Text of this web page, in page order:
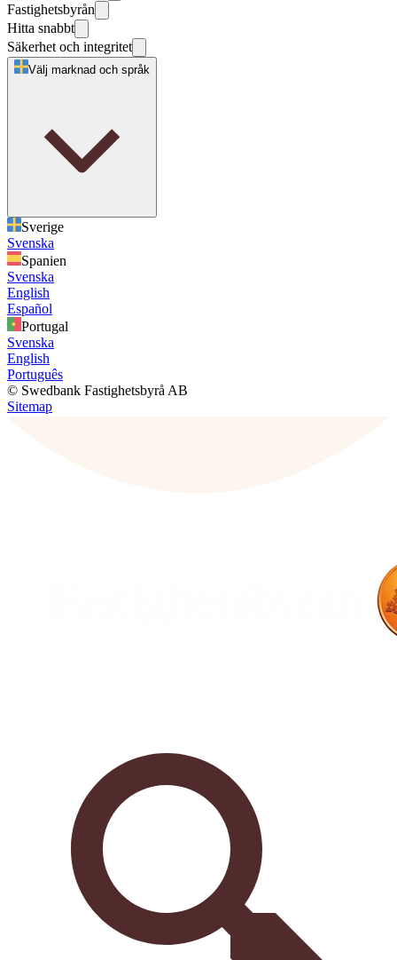
Fastighetsbyrån
Hitta snabbt
Säkerhet och integritet
Välj marknad och språk
Sverige
Svenska
Spanien
Svenska
English
Español
Portugal
Svenska
English
Português
© Swedbank Fastighetsbyrå AB
Sitemap